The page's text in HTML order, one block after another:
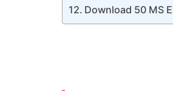
Download 50 MS